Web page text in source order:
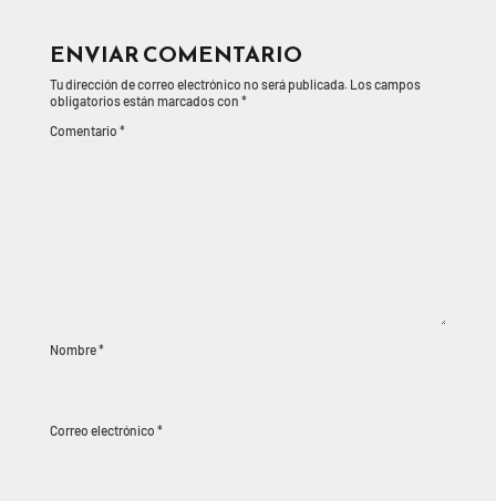
ENVIAR COMENTARIO
Tu dirección de correo electrónico no será publicada. Los campos
obligatorios están marcados con *
Comentario *
Nombre*
Correo electrónico *